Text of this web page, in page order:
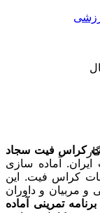
کراس فیت سجاد
آماده سازی
تا مسابقات کراس فیت. این
مربیان و داوران
دانلود کتاب 100 برنامه تمرینی آماده